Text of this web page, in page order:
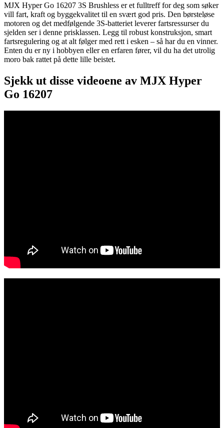
MJX Hyper Go 16207 3S Brushless er et fulltreff for deg som søker
vill fart, kraft og byggekvalitet til en svært god pris. Den børsteløse
motoren og det medfølgende 3S-batteriet leverer fartsressurser du
sjelden ser i denne prisklassen. Legg til robust konstruksjon, smart
fartsregulering og at alt følger med rett i esken – så har du en vinner.
Enten du er ny i hobbyen eller en erfaren fører, vil du ha det utrolig
moro bak rattet på dette lille beistet.
Sjekk ut disse videoene av MJX Hyper
Go 16207